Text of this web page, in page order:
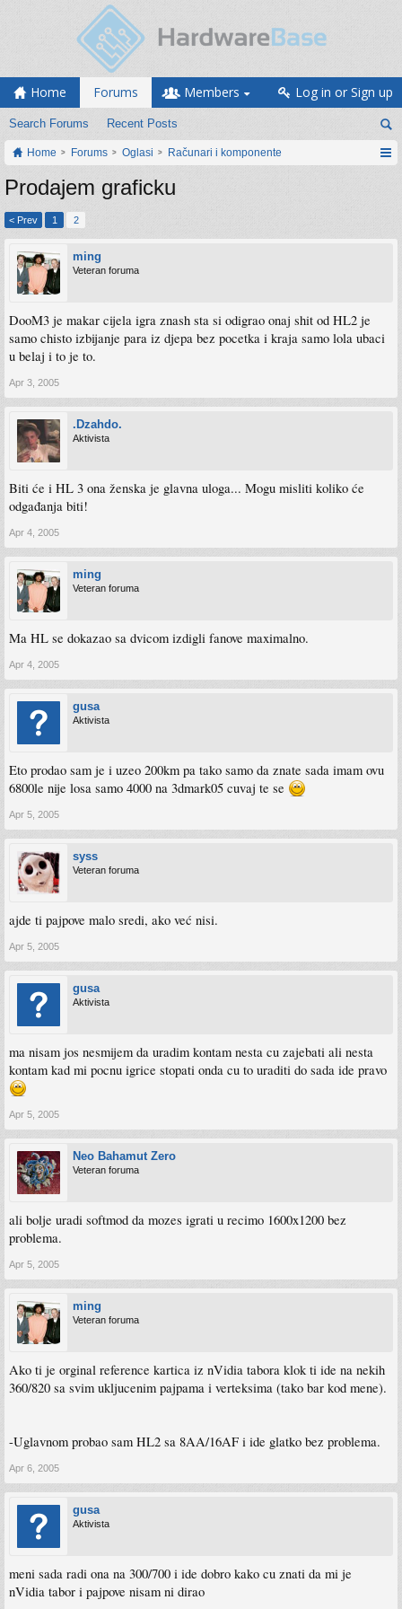
Home Forums
Search Forums Recent Posts
Members Log in or Sign up
Home Forums Oglasi Računari i komponente
Prodajem graficku
< Prev 1 2
ming
Veteran foruma
DooM3 je makar cijela igra znash sta si odigrao onaj shit od HL2 je
samo chisto izbijanje para iz djepa bez pocetka i kraja samo lola ubaci
u belaj i to je to.
Apr 3, 2005
.Dzahdo.
Aktivista
Biti će i HL 3 ona ženska je glavna uloga... Mogu misliti koliko će
odgađanja biti!
Apr 4, 2005
ming
Veteran foruma
Ma HL se dokazao sa dvicom izdigli fanove maximalno.
Apr 4, 2005
gusa
Aktivista
Eto prodao sam je i uzeo 200km pa tako samo da znate sada imam ovu
6800le nije losa samo 4000 na 3dmark05 cuvaj te se
Apr 5, 2005
syss
Veteran foruma
ajde ti pajpove malo sredi, ako već nisi.
Apr 5, 2005
gusa
Aktivista
ma nisam jos nesmijem da uradim kontam nesta cu zajebati ali nesta
kontam kad mi pocnu igrice stopati onda cu to uraditi do sada ide pravo
Apr 5, 2005
Neo Bahamut Zero
Veteran foruma
ali bolje uradi softmod da mozes igrati u recimo 1600x1200 bez
problema.
Apr 5, 2005
ming
Veteran foruma
Ako ti je orginal reference kartica iz nVidia tabora klok ti ide na nekih
360/820 sa svim ukljucenim pajpama i verteksima (tako bar kod mene).
-Uglavnom probao sam HL2 sa 8AA/16AF i ide glatko bez problema.
Apr 6, 2005
gusa
Aktivista
meni sada radi ona na 300/700 i ide dobro kako cu znati da mi je
nVidia tabor i pajpove nisam ni dirao